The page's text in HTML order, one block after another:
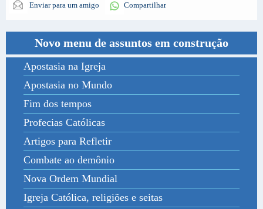
Enviar para um amigo Compartilhar
Novo menu de assuntos em construção
Apostasia na Igreja
Apostasia no Mundo
Fim dos tempos
Profecias Católicas
Artigos para Refletir
Combate ao demônio
Nova Ordem Mundial
Igreja Católica, religiões e seitas